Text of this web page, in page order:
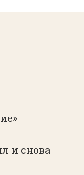
и снова